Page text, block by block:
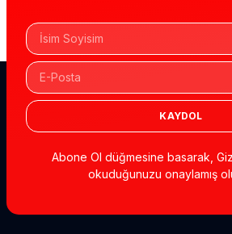
KAYDOL
Abone Ol düğmesine basarak,
okuduğunuzu onaylamış